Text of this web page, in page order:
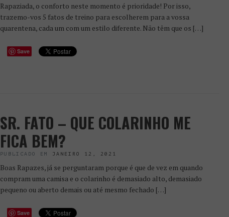
Rapaziada, o conforto neste momento é prioridade! Por isso,
trazemo-vos 5 fatos de treino para escolherem para a vossa
quarentena, cada um com um estilo diferente. Não têm que os […]
Save
SR. FATO – QUE COLARINHO ME
FICA BEM?
PUBLICADO EM JANEIRO 12, 2021
Boas Rapazes, já se perguntaram porque é que de vez em quando
compram uma camisa e o colarinho é demasiado alto, demasiado
pequeno ou aberto demais ou até mesmo fechado […]
Save